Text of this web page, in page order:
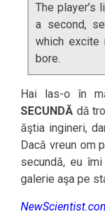
The player’s
a second,
which excite
bore.
Hai las-o în
SECUNDĂ dă
ăştia ingineri,
Dacă vreun om
secundă, eu
galerie aşa pe